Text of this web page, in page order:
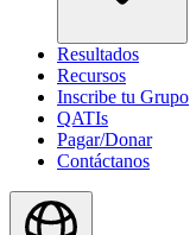
Resultados
Recursos
Inscribe tu Grupo
QATIs
Pagar/Donar
Contáctanos